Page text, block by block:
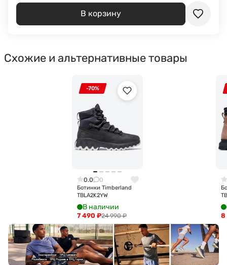
В корзину
Схожие и альтернативные товары
-70%
0.0 0
Ботинки Timberland
TBLA2K2YW
В наличии
24 990₽
7 490 ₽ 8